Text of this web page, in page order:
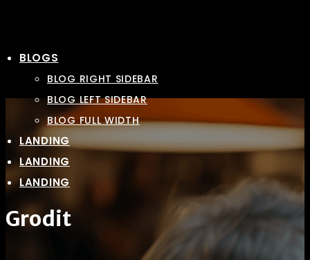
BLOGS
BLOG RIGHT SIDEBAR
BLOG LEFT SIDEBAR
BLOG FULL WIDTH
LANDING
LANDING
LANDING
Grodit